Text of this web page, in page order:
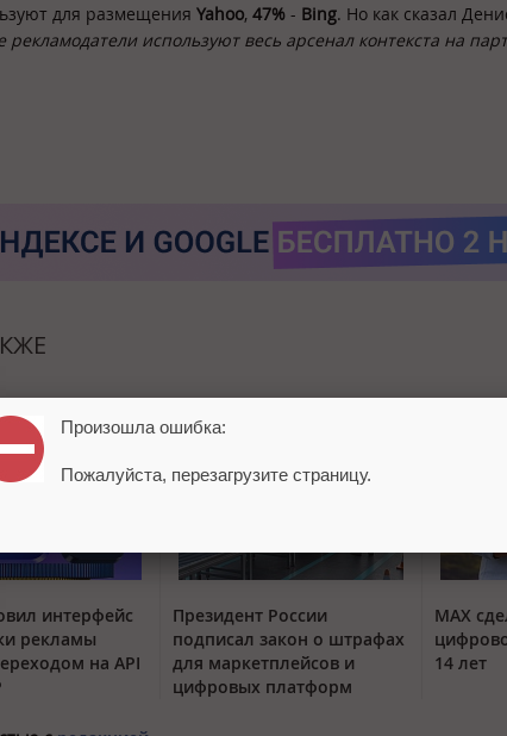
для размещения Yahoo, 47% - Bing. Но как сказал
используют весь арсенал контекста на
интерфейс
рекламы
на API
Президент России
подписал закон о штрафах
для маркетплейсов и
цифровых платформ
MAX
14 лет
Произошла ошибка:
Пожалуйста, перезагрузите страницу.